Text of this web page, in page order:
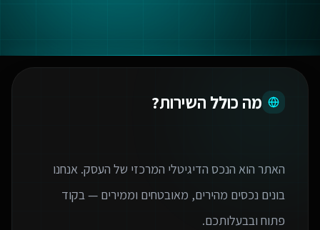
מה כולל השירות?
האתר הוא הנכס הדיגיטלי המרכזי של העסק. אנחנו
בונים נכסים מהירים, מאובטחים וממירים — בקוד